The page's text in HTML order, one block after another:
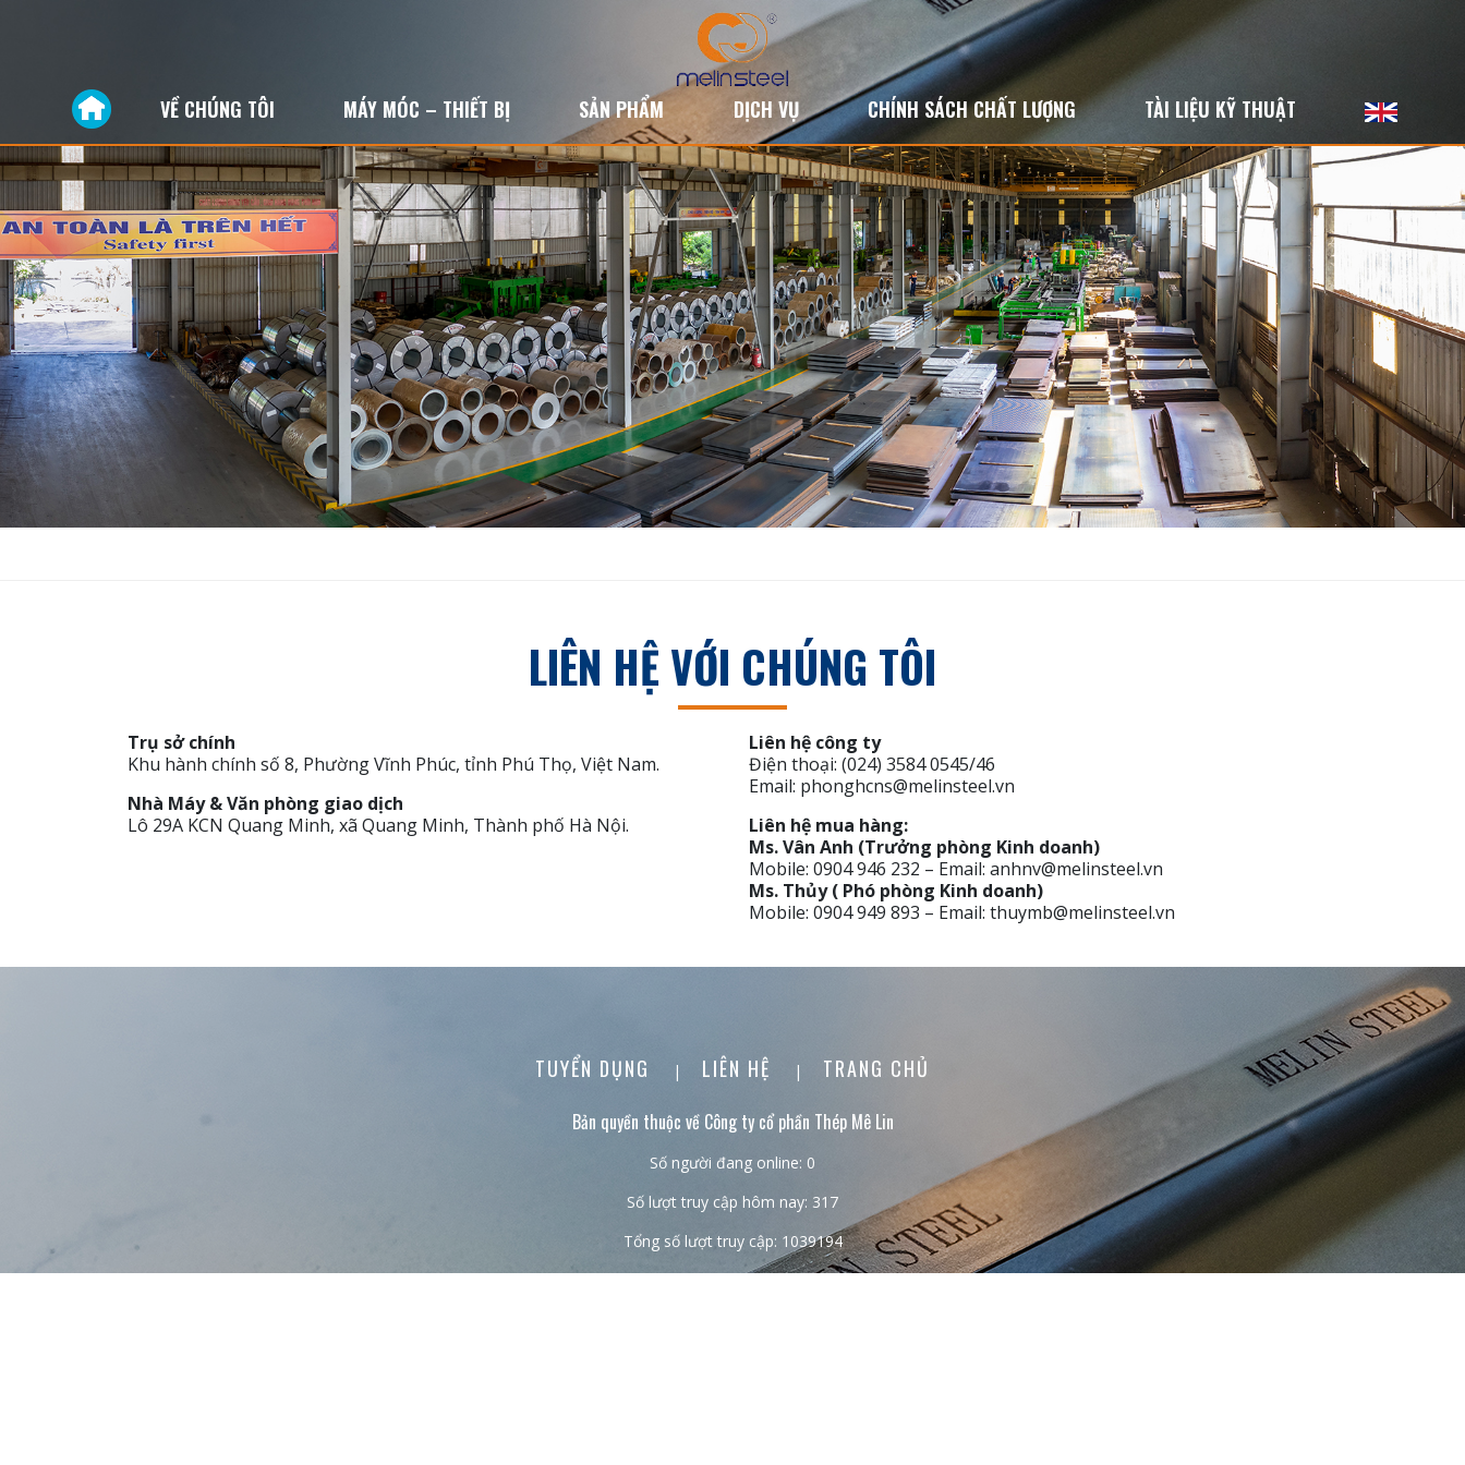
VỀ CHÚNG TÔI MÁY MÓC – THIẾT BỊ SẢN PHẨM DỊCH VỤ CHÍNH SÁCH CHẤT LƯỢNG TÀI LIỆU KỸ THUẬT
LIÊN HỆ VỚI CHÚNG TÔI
Trụ sở chính
Khu hành chính số 8, Phường Vĩnh Phúc, tỉnh Phú Thọ, Việt Nam.
Nhà Máy & Văn phòng giao dịch
Lô 29A KCN Quang Minh, xã Quang Minh, Thành phố Hà Nội.
Liên hệ công ty
Điện thoại: (024) 3584 0545/46
Email: phonghcns@melinsteel.vn
Liên hệ mua hàng:
Ms. Vân Anh (Trưởng phòng Kinh doanh)
Mobile: 0904 946 232 – Email: anhnv@melinsteel.vn
Ms. Thủy ( Phó phòng Kinh doanh)
Mobile: 0904 949 893 – Email: thuymb@melinsteel.vn
TUYỂN DỤNG | LIÊN HỆ | TRANG CHỦ
Bản quyền thuộc về Công ty cổ phần Thép Mê Lin
Số người đang online: 0
Số lượt truy cập hôm nay: 317
Tổng số lượt truy cập: 1039194